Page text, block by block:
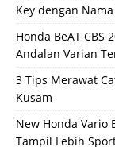
Key dengan
Honda BeAT CBS
Andalan Varian
3 Tips Merawat
Kusam
New Honda Vario
Tampil Lebih